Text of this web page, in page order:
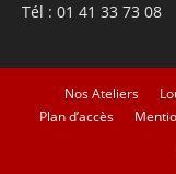
Tél : 01 41 33 73 08
Nos Ateliers
Plan d’accès